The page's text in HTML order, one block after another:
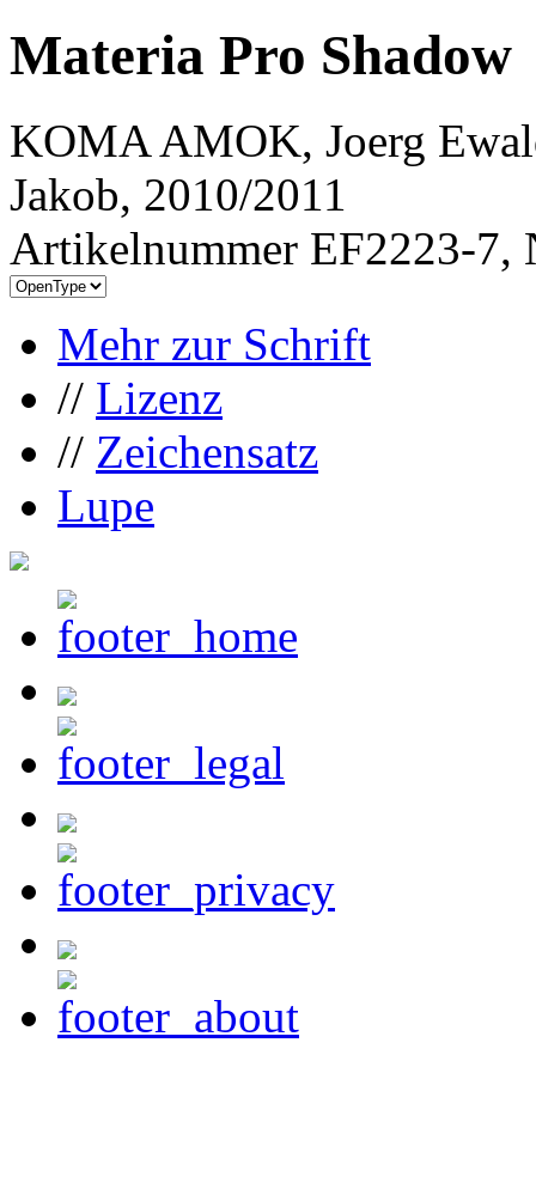
Materia Pro Shadow
KOMA AMOK, Joerg
Jakob, 2010/2011
Artikelnummer EF2223-7,
Mehr zur Schrift
// Lizenz
// Zeichensatz
Lupe